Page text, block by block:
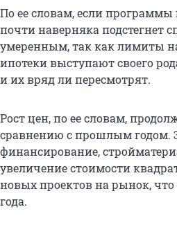
По ее словам, если программы
почти наверняка подстегнет
умеренным, так как лимиты
ипотеки выступают своего
и их вряд ли пересмотрят.
Рост цен, по ее словам,
сравнению с прошлым годом.
финансирование,
увеличение стоимости
новых проектов на рынок,
года.